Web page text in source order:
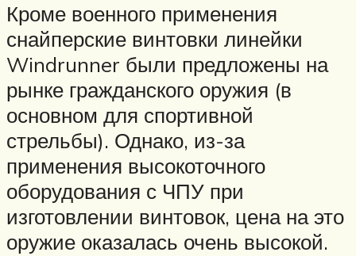
Кроме военного применения
снайперские винтовки линейки
Windrunner были предложены на
рынке гражданского оружия (в
основном для спортивной
стрельбы). Однако, из-за
применения высокоточного
оборудования с ЧПУ при
изготовлении винтовок, цена на это
оружие оказалась очень высокой.